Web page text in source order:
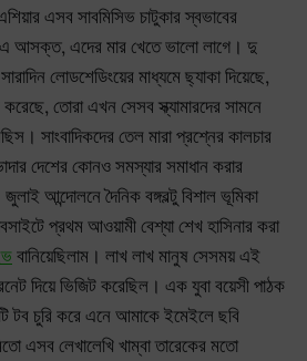
এসব সাবমিসিভ চাটুকার স্বভাবের
আসক্ত, এদের মার খেতে ভালো লাগে। দু
লোডশেডিংয়ের মাধ্যমে ছ্যাকা দিয়েছে,
করেছে, তোরা এখন সেসব স্ক্যামারদের সামনে
সাংবাদিকদের তেল মারা প্রশ্নের কালচার
দেশের কোনও সমস্যার সমাধান করার
আন্দোলনে দৈনিক বঙ্গবল্টু বিশাল ভূমিকা
প্রথম আওয়ামী বেশ্যা শেখ হাসিনার করা
বানিয়েছিলাম। লাখ লাখ মানুষ সেসময় এই
দিয়ে ভিজিট করেছিল। এক যুবা বয়েসী পাঠক
টব চুরি করে এনে আমাকে ইমেইলে ছবি
এসব লেখালেখি খাম্বা তারেকের মতো